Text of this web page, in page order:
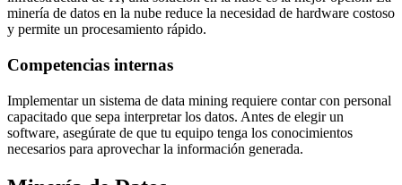
minería de datos en la nube reduce la necesidad de hardware costoso
y permite un procesamiento rápido.
Competencias internas
Implementar un sistema de data mining requiere contar con personal
capacitado que sepa interpretar los datos. Antes de elegir un
software, asegúrate de que tu equipo tenga los conocimientos
necesarios para aprovechar la información generada.